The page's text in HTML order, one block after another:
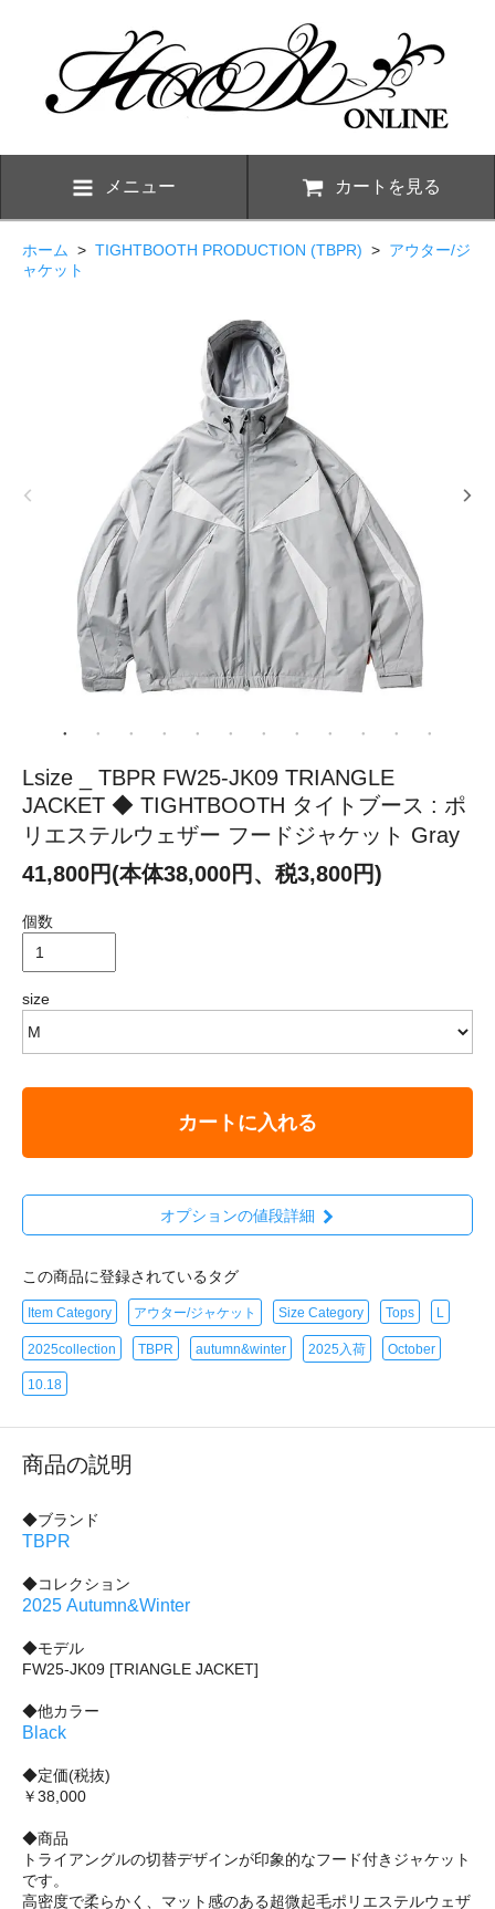
メニュー カートを見る
ホーム > TIGHTBOOTH PRODUCTION (TBPR) > アウター/ジ
ャケット
Lsize _ TBPR FW25-JK09 TRIANGLE
JACKET ◆ TIGHTBOOTH タイトブース : ポ
リエステルウェザー フードジャケット Gray
41,800円(本体38,000円、税3,800円)
個数
size
カートに入れる
オプションの値段詳細
この商品に登録されているタグ
Item Category アウター/ジャケット Size Category Tops L
2025collection TBPR autumn&winter 2025入荷 October
10.18
商品の説明
◆ブランド
TBPR
◆コレクション
2025 Autumn&Winter
◆モデル
FW25-JK09 [TRIANGLE JACKET]
◆他カラー
Black
◆定価(税抜)
￥38,000
◆商品
トライアングルの切替デザインが印象的なフード付きジャケット
です。
高密度で柔らかく、マット感のある超微起毛ポリエステルウェザ